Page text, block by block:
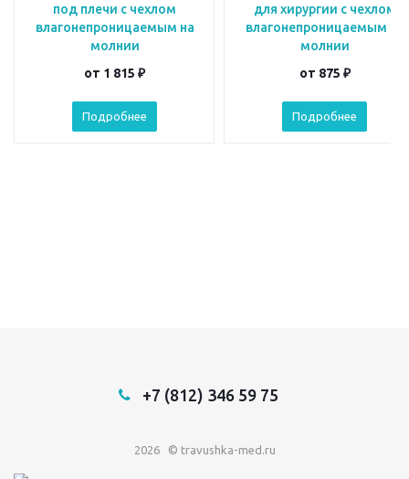
под плечи с чехлом
влагонепроницаемым на
молнии
от 1 815 ₽
Подробнее
для хирургии с чехлом
влагонепроницаемым на
молнии
от 875 ₽
Подробнее
+7 (812) 346 59 75
2026 © travushka-med.ru